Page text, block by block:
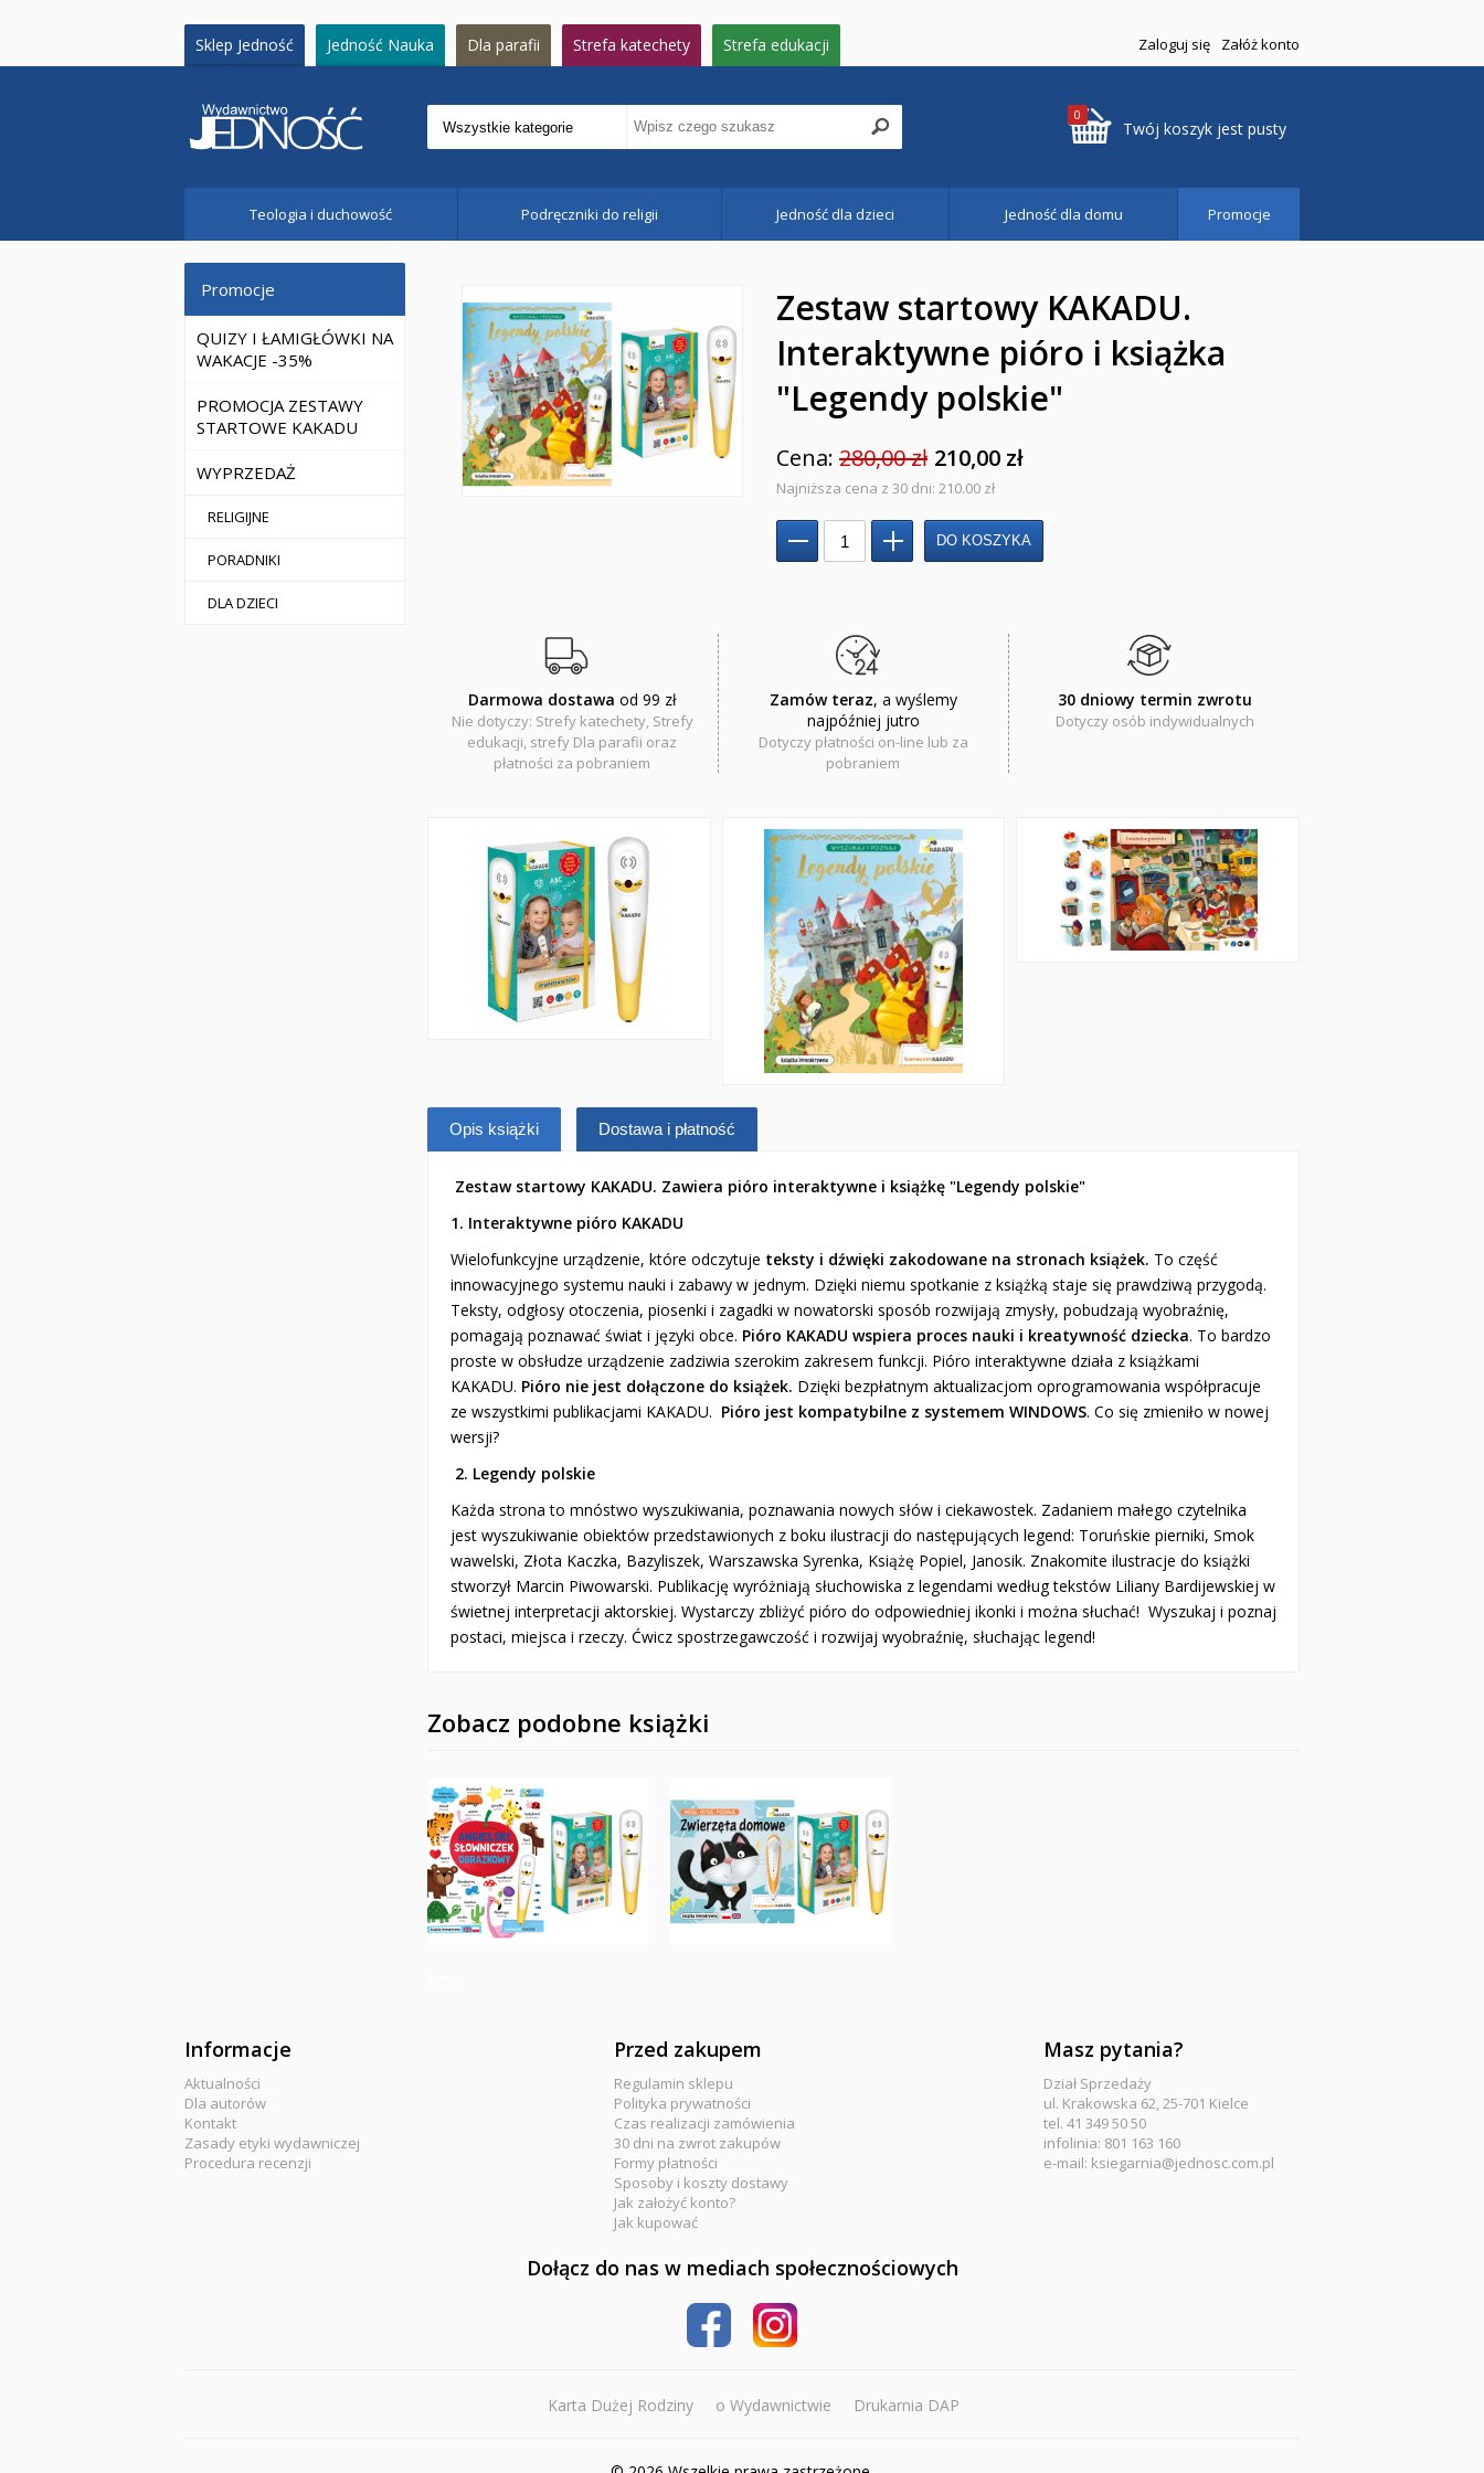
Sklep Jedność Jedność Nauka Dla parafii Strefa katechety Strefa edukacji Zaloguj się Załóż konto
0
Twój koszyk jest pusty
Teologia i duchowość Podręczniki do religii Jedność dla dzieci Jedność dla domu Promocje
Promocje
QUIZY I ŁAMIGŁÓWKI NA
WAKACJE -35%
PROMOCJA ZESTAWY
STARTOWE KAKADU
WYPRZEDAŻ
RELIGIJNE
PORADNIKI
DLA DZIECI
Zestaw startowy KAKADU.
Interaktywne pióro i książka
"Legendy polskie"
Cena: 280,00 zł 210,00 zł
Najniższa cena z 30 dni: 210.00 zł
Darmowa dostawa od 99 zł
Nie dotyczy: Strefy katechety, Strefy
edukacji, strefy Dla parafii oraz
płatności za pobraniem
Zamów teraz, a wyślemy
najpóźniej jutro
Dotyczy płatności on-line lub za
pobraniem
30 dniowy termin zwrotu
Dotyczy osób indywidualnych
Opis książki Dostawa i płatność
Zestaw startowy KAKADU. Zawiera pióro interaktywne i książkę "Legendy polskie"
1. Interaktywne pióro KAKADU
Wielofunkcyjne urządzenie, które odczytuje teksty i dźwięki zakodowane na stronach książek. To część
innowacyjnego systemu nauki i zabawy w jednym. Dzięki niemu spotkanie z książką staje się prawdziwą przygodą.
Teksty, odgłosy otoczenia, piosenki i zagadki w nowatorski sposób rozwijają zmysły, pobudzają wyobraźnię,
pomagają poznawać świat i języki obce. Pióro KAKADU wspiera proces nauki i kreatywność dziecka. To bardzo
proste w obsłudze urządzenie zadziwia szerokim zakresem funkcji. Pióro interaktywne działa z książkami
KAKADU. Pióro nie jest dołączone do książek. Dzięki bezpłatnym aktualizacjom oprogramowania współpracuje
ze wszystkimi publikacjami KAKADU. Pióro jest kompatybilne z systemem WINDOWS. Co się zmieniło w nowej
wersji?
2. Legendy polskie
Każda strona to mnóstwo wyszukiwania, poznawania nowych słów i ciekawostek. Zadaniem małego czytelnika
jest wyszukiwanie obiektów przedstawionych z boku ilustracji do następujących legend: Toruńskie pierniki, Smok
wawelski, Złota Kaczka, Bazyliszek, Warszawska Syrenka, Książę Popiel, Janosik. Znakomite ilustracje do książki
stworzył Marcin Piwowarski. Publikację wyróżniają słuchowiska z legendami według tekstów Liliany Bardijewskiej w
świetnej interpretacji aktorskiej. Wystarczy zbliżyć pióro do odpowiedniej ikonki i można słuchać! Wyszukaj i poznaj
postaci, miejsca i rzeczy. Ćwicz spostrzegawczość i rozwijaj wyobraźnię, słuchając legend!
Zobacz podobne książki
Informacje
Aktualności
Dla autorów
Kontakt
Zasady etyki wydawniczej
Procedura recenzji
Przed zakupem
Regulamin sklepu
Polityka prywatności
Czas realizacji zamówienia
30 dni na zwrot zakupów
Formy płatności
Sposoby i koszty dostawy
Jak założyć konto?
Jak kupować
Masz pytania?
Dział Sprzedaży
ul. Krakowska 62, 25-701 Kielce
tel. 41 349 50 50
infolinia: 801 163 160
e-mail: ksiegarnia@jednosc.com.pl
Dołącz do nas w mediach społecznościowych
Karta Dużej Rodziny o Wydawnictwie Drukarnia DAP